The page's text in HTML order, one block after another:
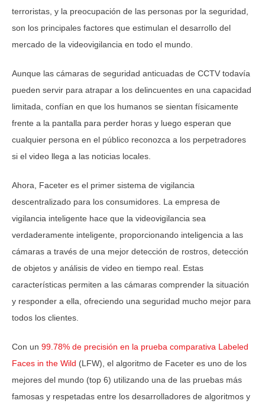
terroristas, y la preocupación de las personas por la seguridad,
son los principales factores que estimulan el desarrollo del
mercado de la videovigilancia en todo el mundo.
Aunque las cámaras de seguridad anticuadas de CCTV todavía
pueden servir para atrapar a los delincuentes en una capacidad
limitada, confían en que los humanos se sientan físicamente
frente a la pantalla para perder horas y luego esperan que
cualquier persona en el público reconozca a los perpetradores
si el video llega a las noticias locales.
Ahora, Faceter es el primer sistema de vigilancia
descentralizado para los consumidores. La empresa de
vigilancia inteligente hace que la videovigilancia sea
verdaderamente inteligente, proporcionando inteligencia a las
cámaras a través de una mejor detección de rostros, detección
de objetos y análisis de video en tiempo real. Estas
características permiten a las cámaras comprender la situación
y responder a ella, ofreciendo una seguridad mucho mejor para
todos los clientes.
Con un 99.78% de precisión en la prueba comparativa Labeled
Faces in the Wild (LFW), el algoritmo de Faceter es uno de los
mejores del mundo (top 6) utilizando una de las pruebas más
famosas y respetadas entre los desarrolladores de algoritmos y